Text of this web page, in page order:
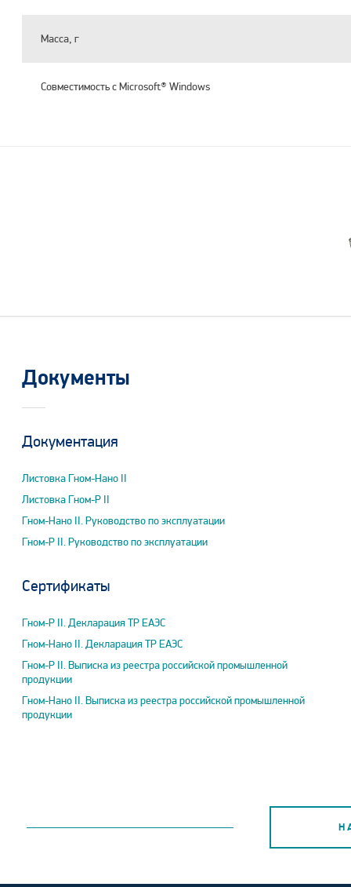
Масса, г
Совместимость с Microsoft® Windows
Документы
Документация
Листовка Гном-Нано II
Листовка Гном-Р II
Гном-Нано II. Руководство по эксплуатации
Гном-Р II. Руководство по эксплуатации
Сертификаты
Гном-Р II. Декларация ТР ЕАЭС
Гном-Нано II. Декларация ТР ЕАЭС
Гном-Р II. Выписка из реестра российской промышленной
продукции
Гном-Нано II. Выписка из реестра российской промышленной
продукции